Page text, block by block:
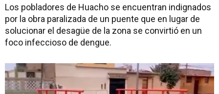
Los pobladores de Huacho se encuentran indignados
por la obra paralizada de un puente que en lugar de
solucionar el desagüe de la zona se convirtió en un
foco infeccioso de dengue.